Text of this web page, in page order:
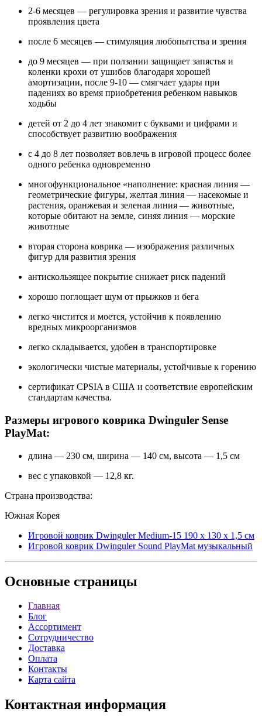
2-6 месяцев — регулировка зрения и развитие чувства
проявления цвета
после 6 месяцев — стимуляция любопытства и зрения
до 9 месяцев — при ползании защищает запястья и
коленки крохи от ушибов благодаря хорошей
амортизации, после 9-10 — смягчает удары при
падениях во время приобретения ребенком навыков
ходьбы
детей от 2 до 4 лет знакомит с буквами и цифрами и
способствует развитию воображения
с 4 до 8 лет позволяет вовлечь в игровой процесс более
одного ребенка одновременно
многофункциональное «наполнение: красная линия —
геометрические фигуры, желтая линия — насекомые и
растения, оранжевая и зеленая линия — животные,
которые обитают на земле, синяя линия — морские
животные
вторая сторона коврика — изображения различных
фигур для развития зрения
антискользящее покрытие снижает риск падений
хорошо поглощает шум от прыжков и бега
легко чистится и моется, устойчив к появлению
вредных микроорганизмов
легко складывается, удобен в транспортировке
экологически чистые материалы, устойчивые к горению
сертификат CPSIA в США и соответствие европейским
стандартам качества.
Размеры игрового коврика Dwinguler Sense
PlayMat:
длина — 230 см, ширина — 140 см, высота — 1,5 см
вес с упаковкой — 12,8 кг.
Страна производства:
Южная Корея
Игровой коврик Dwinguler Medium-15 190 x 130 x 1,5 см
Игровой коврик Dwinguler Sound PlayMat музыкальный
Основные страницы
Главная
Блог
Ассортимент
Сотрудничество
Доставка
Оплата
Контакты
Карта сайта
Контактная информация